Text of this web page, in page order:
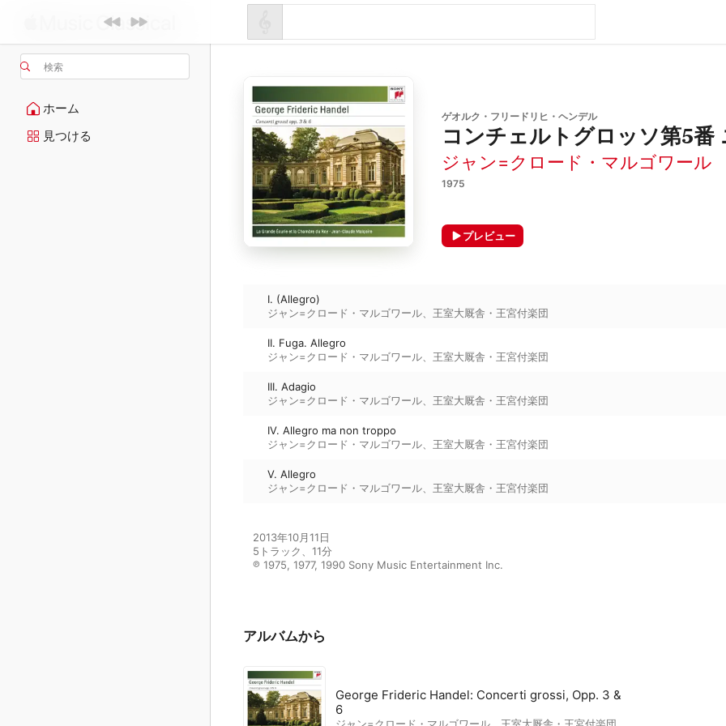
検索
ホーム
見つける
ゲオルク・フリードリヒ・ヘンデル
コンチェルトグロッソ第5番
ジャン=クロード・マルゴワール
1975
プレビュー
I. (Allegro)
ジャン=クロード・マルゴワール
王室大厩舎・王宮付楽団
II. Fuga. Allegro
ジャン=クロード・マルゴワール
王室大厩舎・王宮付楽団
III. Adagio
ジャン=クロード・マルゴワール
王室大厩舎・王宮付楽団
IV. Allegro ma non troppo
ジャン=クロード・マルゴワール
王室大厩舎・王宮付楽団
V. Allegro
ジャン=クロード・マルゴワール
王室大厩舎・王宮付楽団
2013年10月11日
5トラック、11分
℗ 1975, 1977, 1990 Sony Music Entertainment Inc.
アルバムから
George Frideric Handel: Concerti grossi, Opp. 3 &
6